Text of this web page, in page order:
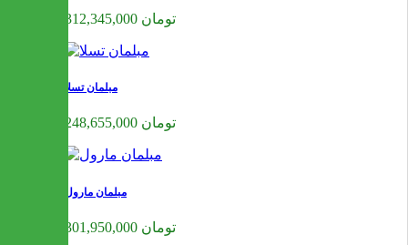
312,345,000 تومان
مبلمان تسلا
248,655,000 تومان
مبلمان مارول
301,950,000 تومان